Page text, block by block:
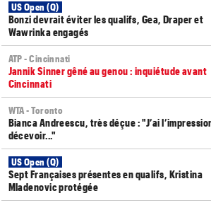
US Open (Q)
Bonzi devrait éviter les qualifs, Gea, Draper et
Wawrinka engagés
ATP - Cincinnati
Jannik Sinner gêné au genou : inquiétude avant
Cincinnati
WTA - Toronto
Bianca Andreescu, très déçue : "J’ai
décevoir..."
US Open (Q)
Sept Françaises présentes en qualifs, Kristina
Mladenovic protégée